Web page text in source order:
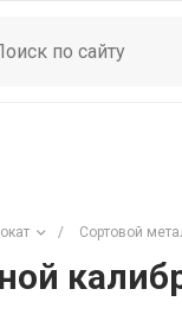
/ Сортовой